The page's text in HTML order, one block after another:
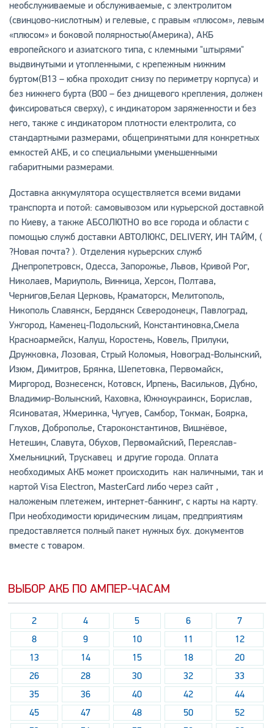
необслуживаемые и обслуживаемые, с электролитом
(свинцово-кислотным) и гелевые, с правым «плюсом», левым
«плюсом» и боковой полярностью(Америка), АКБ
европейского и азиатского типа, с клемными "штырями"
выдвинутыми и утопленными, с крепежным нижним
буртом(В13 – юбка проходит снизу по периметру корпуса) и
без нижнего бурта (В00 – без днищевого крепления, должен
фиксироваться сверху), с индикатором заряженности и без
него, также с индикатором плотности електролита, со
стандартными размерами, общепринятыми для конкретных
емкостей АКБ, и со специальными уменьшенными
габаритными размерами.
Доставка аккумулятора осуществляется всеми видами
транспорта и потой: самовывозом или курьерской доставкой
по Киеву, а также АБСОЛЮТНО во все города и области с
помощью служб доставки АВТОЛЮКС, DELIVERY, ИН ТАЙМ, (
?Новая почта? ). Отделения курьерских служб
Днепропетровск, Одесса, Запорожье, Львов, Кривой Рог,
Николаев, Мариуполь, Винница, Херсон, Полтава,
Чернигов,Белая Церковь, Краматорск, Мелитополь,
Никополь Славянск, Бердянск Сєверодонецк, Павлоград,
Ужгород, Каменец-Подольский, Константиновка,Смела
Красноармейск, Калуш, Коростень, Ковель, Прилуки,
Дружковка, Лозовая, Стрый Коломыя, Новоград-Волынский,
Изюм, Димитров, Брянка, Шепетовка, Первомайск,
Миргород, Вознесенск, Котовск, Ирпень, Васильков, Дубно,
Владимир-Волынский, Каховка, Южноукраинск, Борислав,
Ясиноватая, Жмеринка, Чугуев, Самбор, Токмак, Боярка,
Глухов, Доброполье, Староконстантинов, Вишнёвое,
Нетешин, Славута, Обухов, Первомайский, Переяслав-
Хмельницкий, Трускавец и другие города. Оплата
необходимых АКБ может происходить как наличными, так и
картой Visa Electron, MasterCard либо через сайт ,
наложеным плетежем, интернет-банкинг, с карты на карту.
При необходимости юридическим лицам, предприятиям
предоставляется полный пакет нужных бух. документов
вместе с товаром.
ВЫБОР АКБ ПО АМПЕР-ЧАСАМ
2 4 5 6
7
8
9 10 11
12
13
14 15 18
20
26
28 30 32
33
35
36 40 42
44
45
47 48 50
52